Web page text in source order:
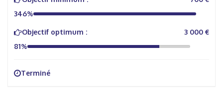
346%
Objectif optimum :
3 000 €
81%
Terminé